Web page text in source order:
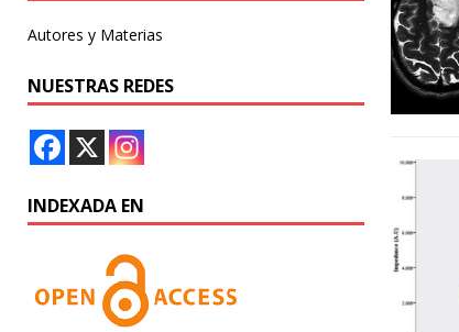
Autores y Materias
NUESTRAS REDES
INDEXADA EN